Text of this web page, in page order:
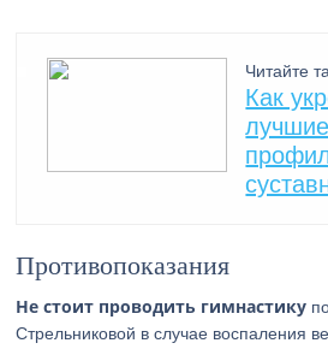
Читайте
Как
Противопоказания
Не стоит проводить гимнастику
Стрельниковой в случае воспаления